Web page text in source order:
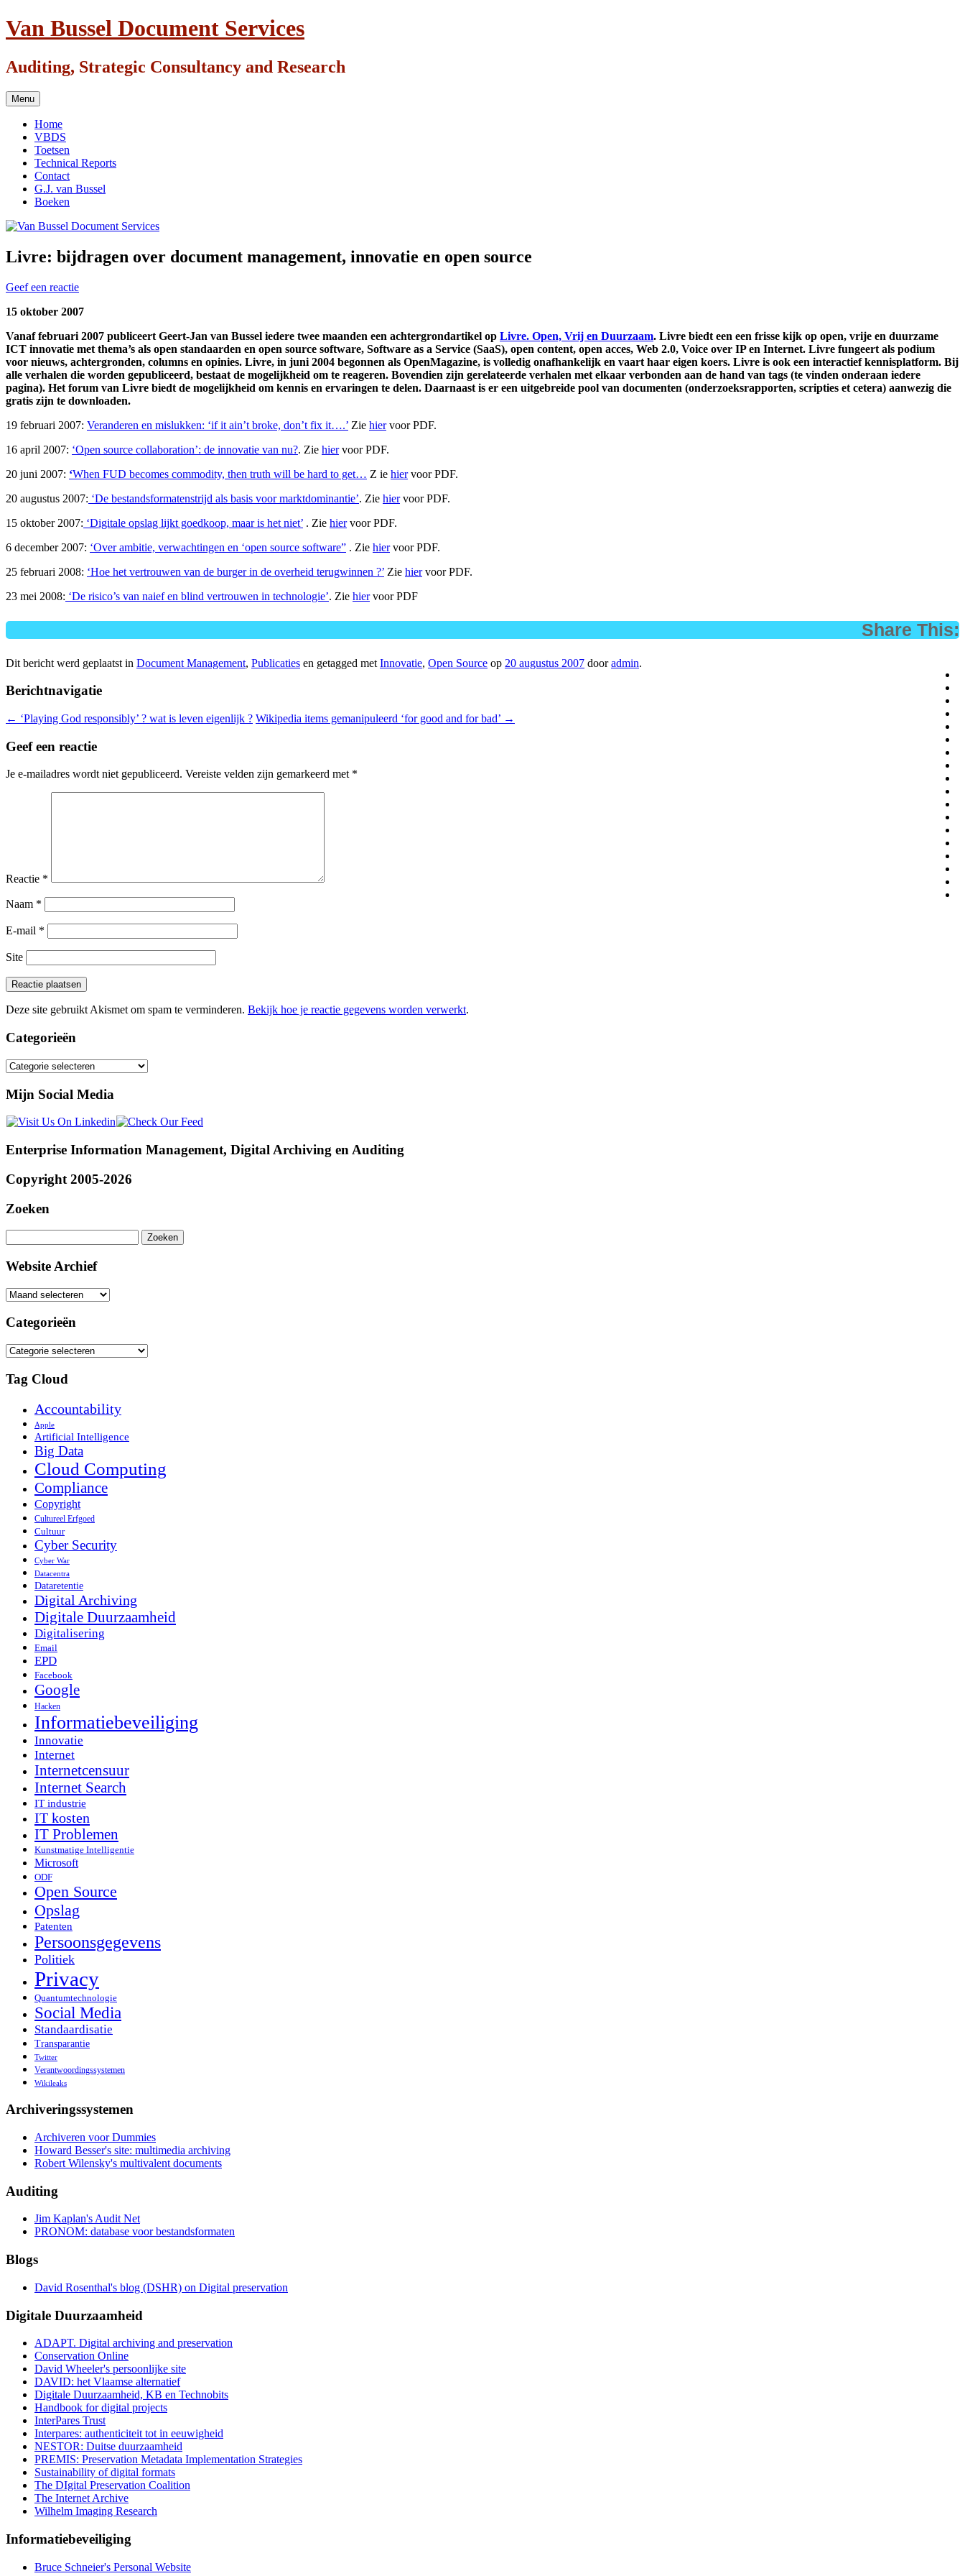
Ga
naar
inhoud
Van Bussel Document Services
Auditing, Strategic Consultancy and Research
Menu
Home
VBDS
Toetsen
Technical Reports
Contact
G.J. van Bussel
Boeken
Livre: bijdragen over document management, innovatie en open source
Geef een reactie
15 oktober 2007
Vanaf februari 2007 publiceert Geert-Jan van Bussel iedere twee maanden een achtergrondartikel op Livre. Open, Vrij en Duurzaam. Livre biedt een een frisse kijk op open, vrije en duurzame
ICT innovatie met thema’s als open standaarden en open source software, Software as a Service (SaaS), open content, open acces, Web 2.0, Voice over IP en Internet. Livre fungeert als podium
voor nieuws, achtergronden, columns en opinies. Livre, in juni 2004 begonnen als OpenMagazine, is volledig onafhankelijk en vaart haar eigen koers. Livre is ook een interactief kennisplatform. Bij
alle verhalen die worden gepubliceerd, bestaat de mogelijkheid om te reageren. Bovendien zijn gerelateerde verhalen met elkaar verbonden aan de hand van tags (te vinden onderaan iedere
pagina). Het forum van Livre biedt de mogelijkheid om kennis en ervaringen te delen. Daarnaast is er een uitgebreide pool van documenten (onderzoeksrapporten, scripties et cetera) aanwezig die
gratis zijn te downloaden.
19 februari 2007: Veranderen en mislukken: ‘if it ain’t broke, don’t fix it….’ Zie hiervoor PDF.
16 april 2007: ‘Open source collaboration’: de innovatie van nu?. Zie hiervoor PDF.
20 juni 2007: ‘When FUD becomes commodity, then truth will be hard to get… Z ie hiervoor PDF.
20 augustus 2007: ‘De bestandsformatenstrijd als basis voor marktdominantie’. Zie hiervoor PDF.
15 oktober 2007: ‘Digitale opslag lijkt goedkoop, maar is het niet’ . Zie hiervoor PDF.
6 december 2007: ‘Over ambitie, verwachtingen en ‘open source software” . Zie hiervoor PDF.
25 februari 2008: ‘Hoe het vertrouwen van de burger in de overheid terugwinnen ?’ Zie hiervoor PDF.
23 mei 2008: ‘De risico’s van naief en blind vertrouwen in technologie’. Zie hiervoor PDF
Share This:
Dit bericht werd geplaatst in Document Management, Publicaties en getagged met Innovatie, Open Source op 20 augustus 2007 dooradmin.
Berichtnavigatie
← ‘Playing God responsibly’ ? wat is leven eigenlijk ? Wikipedia items gemanipuleerd ‘for good and for bad’ →
Geef een reactie
Je e-mailadres wordt niet gepubliceerd. Vereiste velden zijn gemarkeerd met *
Reactie *
Naam *
E-mail *
Site
Deze site gebruikt Akismet om spam te verminderen. Bekijk hoe je reactie gegevens worden verwerkt.
Categorieën
Categorieën
Mijn Social Media
Enterprise Information Management, Digital Archiving en Auditing
Copyright 2005-2026
Zoeken
naar:
Website Archief
Website
Categorieën
Categorieën
Tag Cloud
Accountability
Apple
Artificial Intelligence
Big Data
Cloud Computing
Compliance
Copyright
Cultureel Erfgoed
Cultuur
Cyber Security
Cyber War
Datacentra
Dataretentie
Digital Archiving
Digitale Duurzaamheid
Digitalisering
Email
EPD
Facebook
Google
Hacken
Informatiebeveiliging
Innovatie
Internet
Internetcensuur
Internet Search
IT industrie
IT kosten
IT Problemen
Kunstmatige Intelligentie
Microsoft
ODF
Open Source
Opslag
Patenten
Persoonsgegevens
Politiek
Privacy
Quantumtechnologie
Social Media
Standaardisatie
Transparantie
Twitter
Verantwoordingssystemen
Wikileaks
Archiveringssystemen
Archiveren voor Dummies
Howard Besser's site: multimedia archiving
Robert Wilensky's multivalent documents
Auditing
Jim Kaplan's Audit Net
PRONOM: database voor bestandsformaten
Blogs
David Rosenthal's blog (DSHR) on Digital preservation
Digitale Duurzaamheid
ADAPT. Digital archiving and preservation
Conservation Online
David Wheeler's persoonlijke site
DAVID: het Vlaamse alternatief
Digitale Duurzaamheid, KB en Technobits
Handbook for digital projects
InterPares Trust
Interpares: authenticiteit tot in eeuwigheid
NESTOR: Duitse duurzaamheid
PREMIS: Preservation Metadata Implementation Strategies
Sustainability of digital formats
The DIgital Preservation Coalition
The Internet Archive
Wilhelm Imaging Research
Informatiebeveiliging
Bruce Schneier's Personal Website